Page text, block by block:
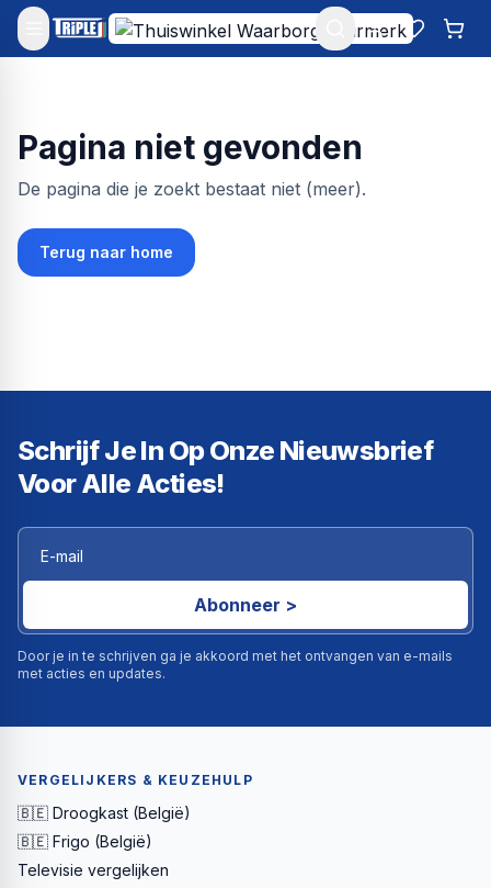
Mijn account
Pagina niet gevonden
De pagina die je zoekt bestaat niet (meer).
Terug naar home
Schrijf Je In Op Onze Nieuwsbrief
Voor Alle Acties!
Abonneer >
Door je in te schrijven ga je akkoord met het ontvangen van e-mails
met acties en updates.
VERGELIJKERS & KEUZEHULP
🇧🇪 Droogkast (België)
🇧🇪 Frigo (België)
Televisie vergelijken